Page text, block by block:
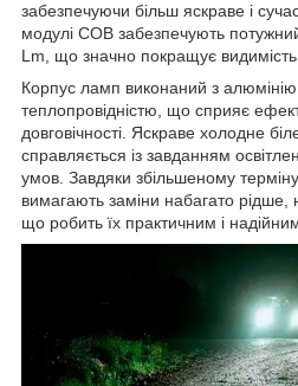
забезпечуючи більш яскраве і
модулі COB забезпечують
Lm, що значно покращує видимість
Корпус ламп виконаний з
теплопровідністю, що сприяє
довговічності. Яскраве холодне
справляється із завданням
умов. Завдяки збільшеному
вимагають заміни набагато рідше,
що робить їх практичним і